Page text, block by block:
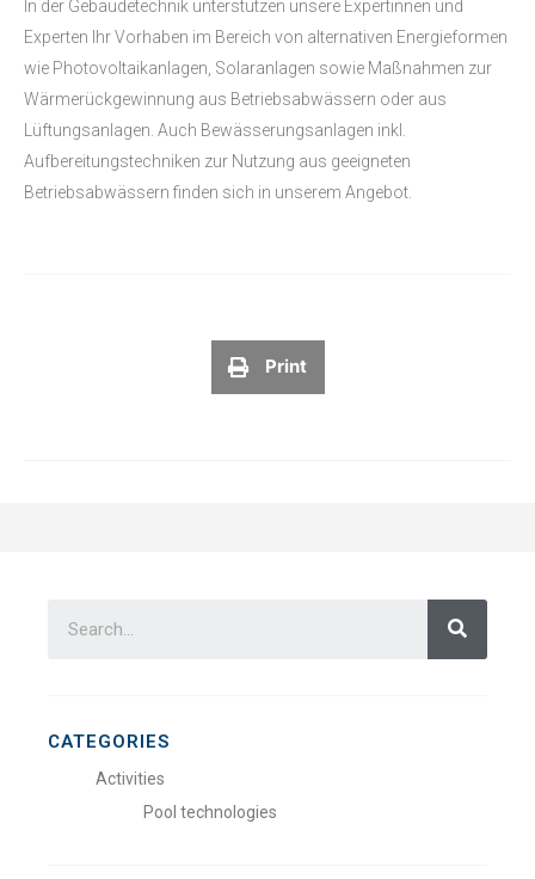
In der Gebäudetechnik unterstützen unsere Expertinnen und
Experten Ihr Vorhaben im Bereich von alternativen Energieformen
wie Photovoltaikanlagen, Solaranlagen sowie Maßnahmen zur
Wärmerückgewinnung aus Betriebsabwässern oder aus
Lüftungsanlagen. Auch Bewässerungsanlagen inkl.
Aufbereitungstechniken zur Nutzung aus geeigneten
Betriebsabwässern finden sich in unserem Angebot.
Print
CATEGORIES
Activities
Pool technologies